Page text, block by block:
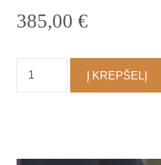
385,00 €
kiekis:
Žiedas
Į KREPŠELĮ